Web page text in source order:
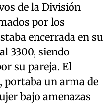
de la División
por los
encerrada en su
3300, siendo
su pareja. El
portaba un arma de
bajo amenazas